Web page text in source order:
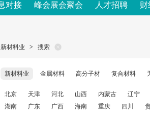
对接 峰会展会聚会 人才招聘 财
新材料业 > 搜索
新材料业 金属材料 高分子材 复合材料
北京 天津 河北 山西 内蒙古
辽宁
湖南 广东 广西 海南 重庆 四川